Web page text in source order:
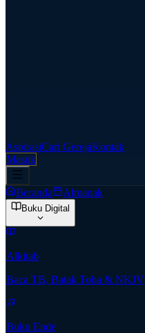
AspirasiCari GerejaKontak
Masuk
Beranda Almanak
Buku Digital
Alkitab
Baca TB, Batak Toba & NKJV
Buku Ende